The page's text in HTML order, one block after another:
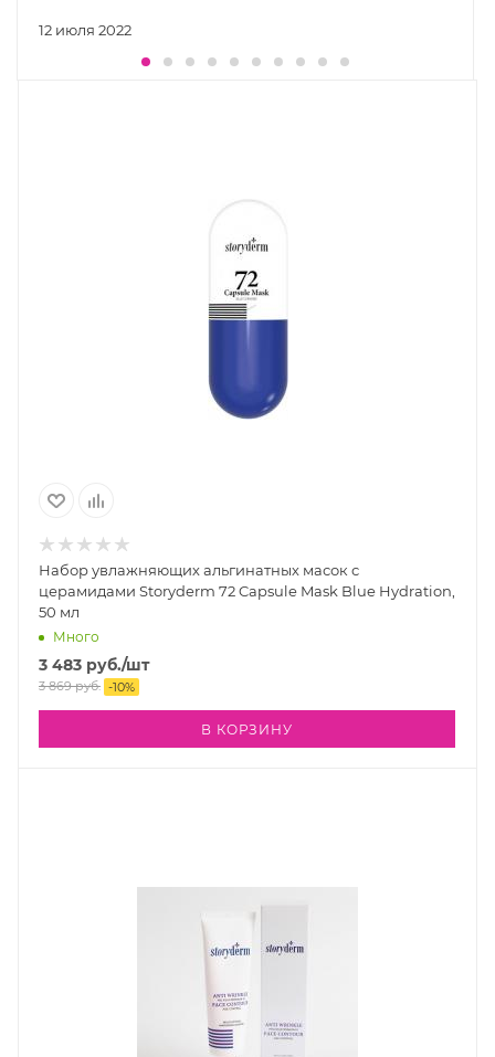
12 июля 2022
Набор увлажняющих альгинатных масок с
церамидами Storyderm 72 Capsule Mask Blue Hydration,
50 мл
Много
3 483 руб./шт
3 869руб. -10%
В КОРЗИНУ